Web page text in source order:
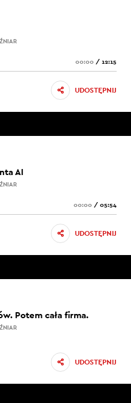
00:00 / 12:15
UDOSTĘPNIJ
AI
00:00 / 05:54
UDOSTĘPNIJ
Potem cała firma.
UDOSTĘPNIJ